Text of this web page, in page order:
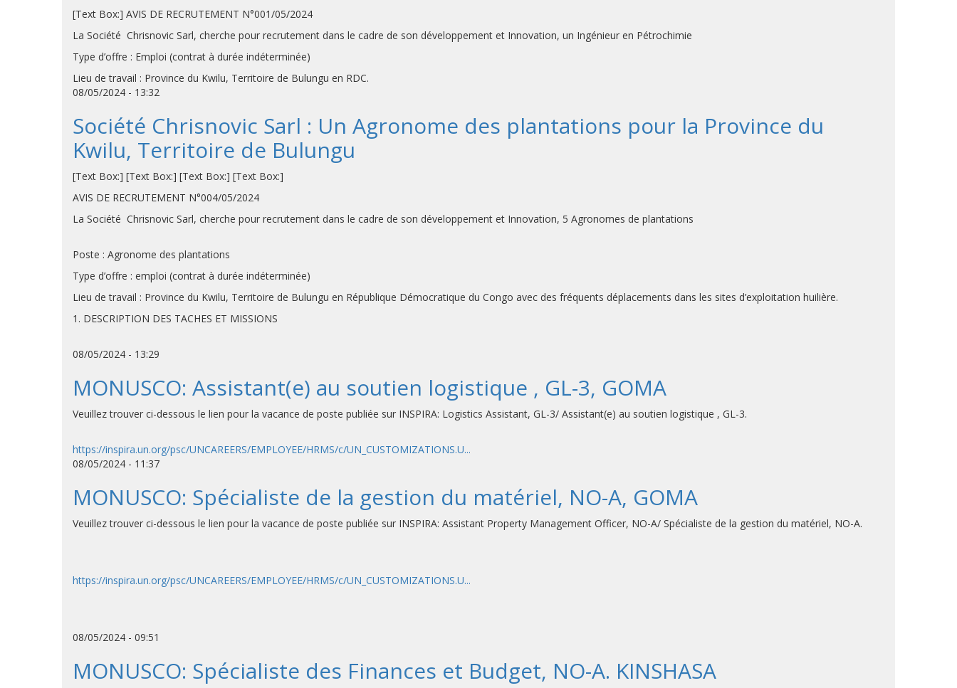
[Text Box:] AVIS DE RECRUTEMENT N°001/05/2024
La Société Chrisnovic Sarl, cherche pour recrutement dans le cadre de son développement et Innovation, un Ingénieur en Pétrochimie
Type d’offre : Emploi (contrat à durée indéterminée)
Lieu de travail : Province du Kwilu, Territoire de Bulungu en RDC.
08/05/2024 - 13:32
Société Chrisnovic Sarl : Un Agronome des plantations pour la Province du
Kwilu, Territoire de Bulungu
[Text Box:] [Text Box:] [Text Box:] [Text Box:]
AVIS DE RECRUTEMENT N°004/05/2024
La Société Chrisnovic Sarl, cherche pour recrutement dans le cadre de son développement et Innovation, 5 Agronomes de plantations
Poste : Agronome des plantations
Type d’offre : emploi (contrat à durée indéterminée)
Lieu de travail : Province du Kwilu, Territoire de Bulungu en République Démocratique du Congo avec des fréquents déplacements dans les sites d’exploitation huilière.
1. DESCRIPTION DES TACHES ET MISSIONS
08/05/2024 - 13:29
MONUSCO: Assistant(e) au soutien logistique , GL-3, GOMA
Veuillez trouver ci-dessous le lien pour la vacance de poste publiée sur INSPIRA: Logistics Assistant, GL-3/ Assistant(e) au soutien logistique , GL-3.
https://inspira.un.org/psc/UNCAREERS/EMPLOYEE/HRMS/c/UN_CUSTOMIZATIONS.U...
08/05/2024 - 11:37
MONUSCO: Spécialiste de la gestion du matériel, NO-A, GOMA
Veuillez trouver ci-dessous le lien pour la vacance de poste publiée sur INSPIRA: Assistant Property Management Officer, NO-A/ Spécialiste de la gestion du matériel, NO-A.
https://inspira.un.org/psc/UNCAREERS/EMPLOYEE/HRMS/c/UN_CUSTOMIZATIONS.U...
08/05/2024 - 09:51
MONUSCO: Spécialiste des Finances et Budget, NO-A. KINSHASA